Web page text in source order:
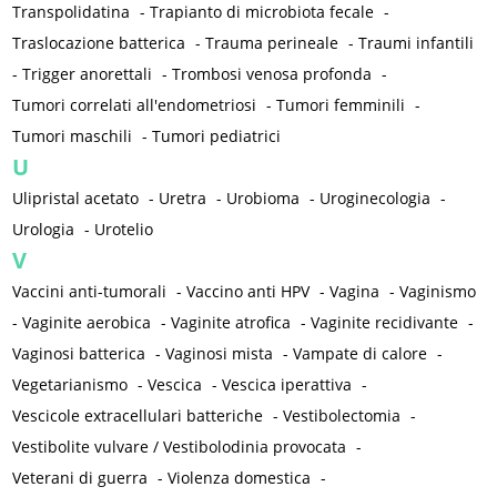
Transpolidatina -Trapianto di microbiota fecale -
Traslocazione batterica -Trauma perineale -Traumi infantili
-Trigger anorettali -Trombosi venosa profonda -
Tumori correlati all'endometriosi -Tumori femminili -
Tumori maschili -Tumori pediatrici
U
Ulipristal acetato - Uretra - Urobioma - Uroginecologia -
Urologia - Urotelio
V
Vaccini anti-tumorali -Vaccino anti HPV -Vagina -Vaginismo
-Vaginite aerobica -Vaginite atrofica -Vaginite recidivante -
Vaginosi batterica -Vaginosi mista -Vampate di calore -
Vegetarianismo -Vescica -Vescica iperattiva -
Vescicole extracellulari batteriche -Vestibolectomia -
Vestibolite vulvare / Vestibolodinia provocata -
Veterani di guerra -Violenza domestica -